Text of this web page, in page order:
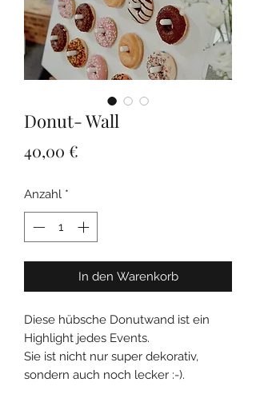
Donut- Wall
40,00 €
Anzahl *
In den Warenkorb
Diese hübsche Donutwand ist ein
Highlight jedes Events.
Sie ist nicht nur super dekorativ,
sondern auch noch lecker :-).